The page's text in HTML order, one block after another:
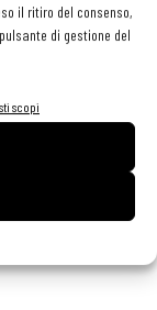
il ritiro del consenso,
di gestione del
scopi
Kellerei